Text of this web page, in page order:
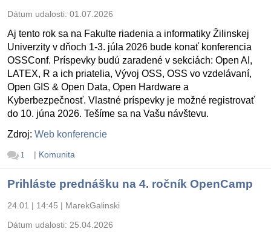
Dátum udalosti: 01.07.2026
Aj tento rok sa na Fakulte riadenia a informatiky Žilinskej
Univerzity v dňoch 1-3. júla 2026 bude konať konferencia
OSSConf. Príspevky budú zaradené v sekciách: Open AI,
LATEX, R a ich priatelia, Vývoj OSS, OSS vo vzdelávaní,
Open GIS & Open Data, Open Hardware a
Kyberbezpečnosť. Vlastné príspevky je možné registrovať
do 10. júna 2026. Tešíme sa na Vašu návštevu.
Zdroj: Web konferencie
1 | Komunita
Prihláste prednášku na 4. ročník OpenCamp
24.01 | 14:45 | MarekGalinski
Dátum udalosti: 25.04.2026